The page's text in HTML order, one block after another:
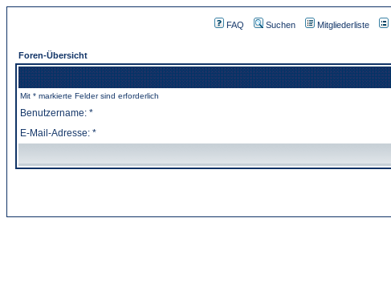
FAQ Suchen Mitgliederliste
Foren-Übersicht
Mit * markierte Felder sind erforderlich
Benutzername: *
E-Mail-Adresse: *